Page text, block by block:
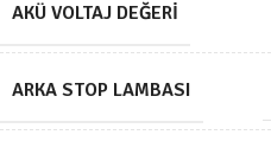
AKÜ VOLTAJ DEĞERI
ARKA STOP LAMBASI